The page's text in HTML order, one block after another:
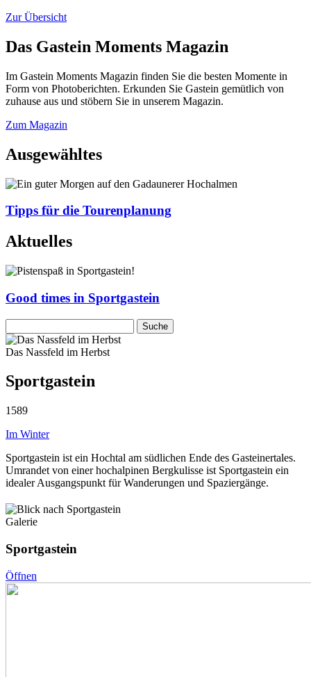
Zur Übersicht
Das Gastein Moments Magazin
Im Gastein Moments Magazin finden Sie die besten Momente in
Form von Photoberichten. Erkunden Sie Gastein gemütlich von
zuhause aus und stöbern Sie in unserem Magazin.
Zum Magazin
Ausgewähltes
Tipps für die Tourenplanung
Aktuelles
Good times in Sportgastein
Das Nassfeld im Herbst
Sportgastein
1589
Im Winter
Sportgastein ist ein Hochtal am südlichen Ende des Gasteinertales.
Umrandet von einer hochalpinen Bergkulisse ist Sportgastein ein
idealer Ausgangspunkt für Wanderungen und Spaziergänge.
Galerie
Sportgastein
Öffnen